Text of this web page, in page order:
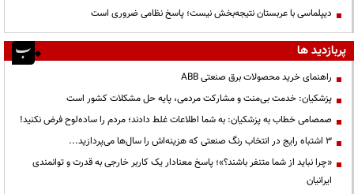
دیپلماسی با عربستان نتیجه‌بخش نیست؛ پاسخ نظامی ضروری است
پربازدید ها
راهنمای خرید محصولات برق صنعتی ABB
پزشکیان: خدمت بی‌منت و مشارکت مردمی، پایه حل مشکلات کشور است
صمصامی خطاب به پزشکیان: به شما اطلاعات غلط دادند؛ مردم را ساده‌لوح فرض نکنید!
3 اشتباه رایج در انتخاب رنگ صنعتی که هزینه‌اش را سال‌ها می‌پردازید...
«چرا نباید از شما متنفر باشند؟»؛ پاسخ معنادار یک کاربر خارجی به قدرت و توانمندی
ایرانیان